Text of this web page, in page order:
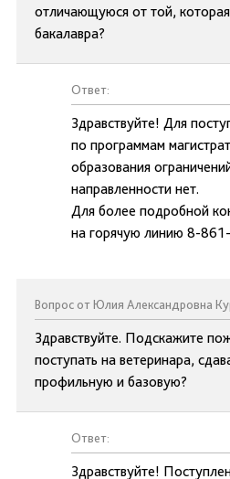
отличающуюся от той,
бакалавра?
Ответ:
Здравствуйте! Для
по программам
образования
направленности нет.
Для более подробной
на горячую линию 8-
Вопрос от Юлия Александровна
Здравствуйте. Подскажите
поступать на ветеринара,
профильную и базовую?
Ответ:
Здравствуйте!